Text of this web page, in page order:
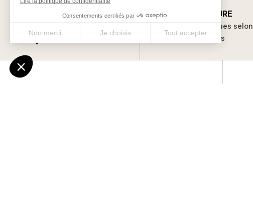
Les bonnes raisons
de partir avec nous
SUR-MESURE
Des séjours uniques selon
vos envies